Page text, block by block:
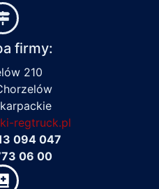
firmy:
210
regtruck.pl
094 047
06 00